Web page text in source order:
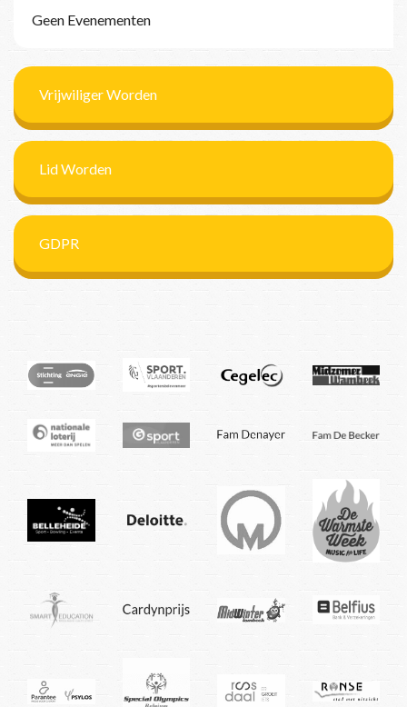
Geen Evenementen
Vrijwiliger Worden
Lid Worden
GDPR